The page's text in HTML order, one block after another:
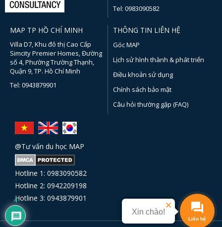
Tel: 0983090582
MAP TP HỒ CHÍ MINH
Villa D7, Khu đô thị Cao Cấp
Simcity Premier Homes, Đường
số 4, Phường Trường Thạnh,
Quận 9, TP. Hồ Chí Minh
Tel: 0943879901
THÔNG TIN LIÊN HỆ
Góc MAP
Lịch sử hình thành & phát triển
Điều khoản sử dụng
Chính sách bảo mật
Câu hỏi thường gặp (FAQ)
@Tư vấn du học MAP
Hotline 1: 0983090582
Hotline 2: 0942209198
Hotline 3: 0943879901
Liên hệ
Xin chào!
4